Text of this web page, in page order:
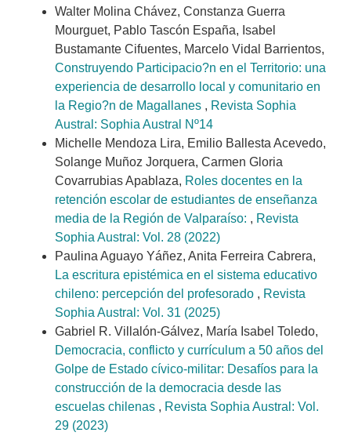
Walter Molina Chávez, Constanza Guerra
Mourguet, Pablo Tascón España, Isabel
Bustamante Cifuentes, Marcelo Vidal Barrientos,
Construyendo Participacio?n en el Territorio: una
experiencia de desarrollo local y comunitario en
la Regio?n de Magallanes , Revista Sophia
Austral: Sophia Austral Nº14
Michelle Mendoza Lira, Emilio Ballesta Acevedo,
Solange Muñoz Jorquera, Carmen Gloria
Covarrubias Apablaza, Roles docentes en la
retención escolar de estudiantes de enseñanza
media de la Región de Valparaíso: , Revista
Sophia Austral: Vol. 28 (2022)
Paulina Aguayo Yáñez, Anita Ferreira Cabrera,
La escritura epistémica en el sistema educativo
chileno: percepción del profesorado , Revista
Sophia Austral: Vol. 31 (2025)
Gabriel R. Villalón-Gálvez, María Isabel Toledo,
Democracia, conflicto y currículum a 50 años del
Golpe de Estado cívico-militar: Desafíos para la
construcción de la democracia desde las
escuelas chilenas , Revista Sophia Austral: Vol.
29 (2023)